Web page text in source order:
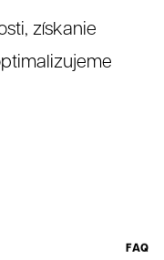
získanie
FAQ